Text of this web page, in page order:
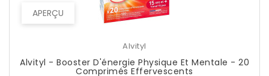
APERÇU
Alvityl
Alvityl - Booster D'énergie Physique Et Mentale - 20
Comprimés Effervescents